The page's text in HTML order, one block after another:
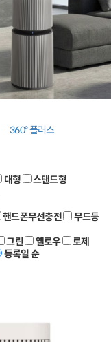
360° 플러스
대형
스탠드형
핸드폰무선충전
무드등
그린 옐로우
로제
등록일 순